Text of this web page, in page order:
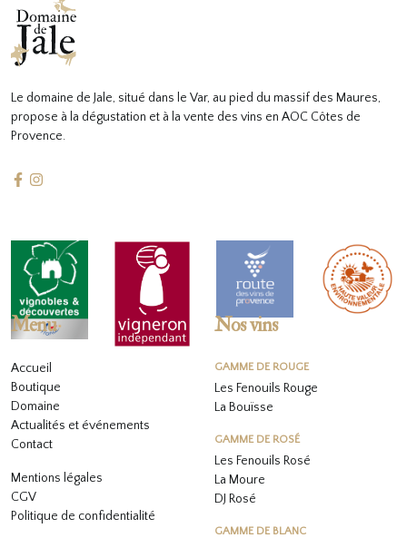
Le domaine de Jale, situé dans le Var, au pied du massif des Maures,
propose à la dégustation et à la vente des vins en AOC Côtes de
Provence.
Menu
Accueil
Boutique
Domaine
Actualités et événements
Contact
Mentions légales
CGV
Politique de confidentialité
Nos vins
GAMME DE ROUGE
Les Fenouils Rouge
La Bouïsse
GAMME DE ROSÉ
Les Fenouils Rosé
La Moure
DJ Rosé
GAMME DE BLANC